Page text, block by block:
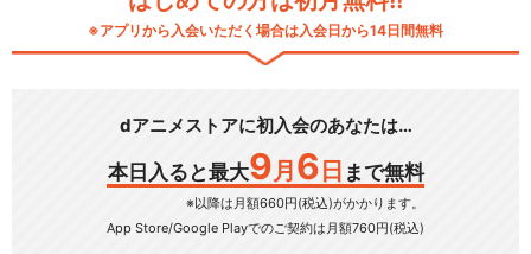
※アプリから入会いただく場合は入会日から14日間無料
dアニメストアに初入会のあなたは…
本日入ると最大9 月 6 日 まで無料
※以降は月額660円(税込)がかかります。
App Store/Google Playでのご契約は月額760円(税込)